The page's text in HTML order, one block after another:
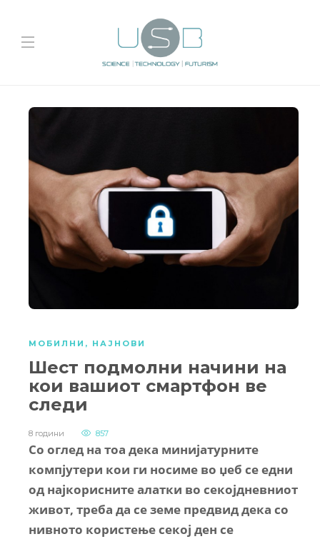
МОБИЛНИ , НАЈНОВИ
Шест подмолни начини на
кои вашиот смартфон ве
следи
8 години 857
Со оглед на тоа дека минијатурните
компјутери кои ги носиме во џеб се едни
од најкорисните алатки во секојдневниот
живот, треба да се земе предвид дека со
нивното користење секој ден се